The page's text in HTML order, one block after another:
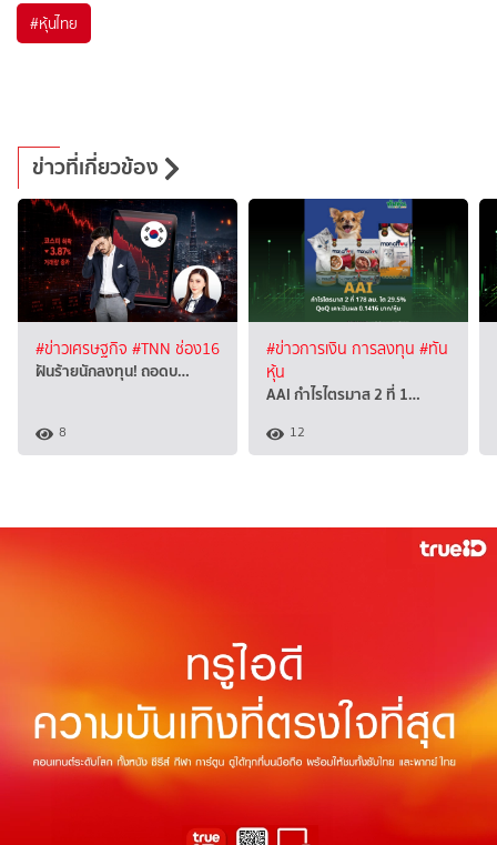
#หุ้นไทย
ข่าวที่เกี่ยวข้อง
#ข่าวเศรษฐกิจ #TNN ช่อง16
ฝันร้ายนักลงทุน! ถอดบ…
8
#ข่าวการเงิน การลงทุน #ทัน
หุ้น
AAI กำไรไตรมาส 2 ที่ 1…
12